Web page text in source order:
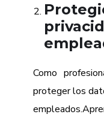
Como
proteger los
empleados.